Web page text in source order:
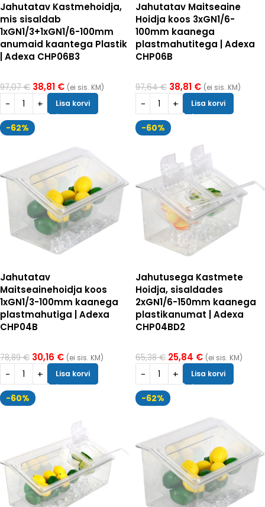
Jahutatav Kastmehoidja,
mis sisaldab
1xGN1/3+1xGN1/6-100mm
anumaid kaantega Plastik
| Adexa CHP06B3
97,07€ 38,81 € (ei sis. KM)
Lisa korvi
Jahutatav Maitseaine
Hoidja koos 3xGN1/6-
100mm kaanega
plastmahutitega | Adexa
CHP06B
97,64€ 38,81 € (ei sis. KM)
Lisa korvi
-62%
Jahutatav
Maitseainehoidja koos
1xGN1/3-100mm kaanega
plastmahutiga | Adexa
CHP04B
78,89€ 30,16 € (ei sis. KM)
Lisa korvi
-60%
Jahutusega Kastmete
Hoidja, sisaldades
2xGN1/6-150mm kaanega
plastikanumat | Adexa
CHP04BD2
65,38€ 25,84 € (ei sis. KM)
Lisa korvi
-60% -62%